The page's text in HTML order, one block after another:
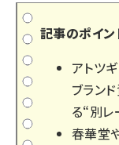
記事のポイン
アトツ
ブラン
る“別レ
春華堂